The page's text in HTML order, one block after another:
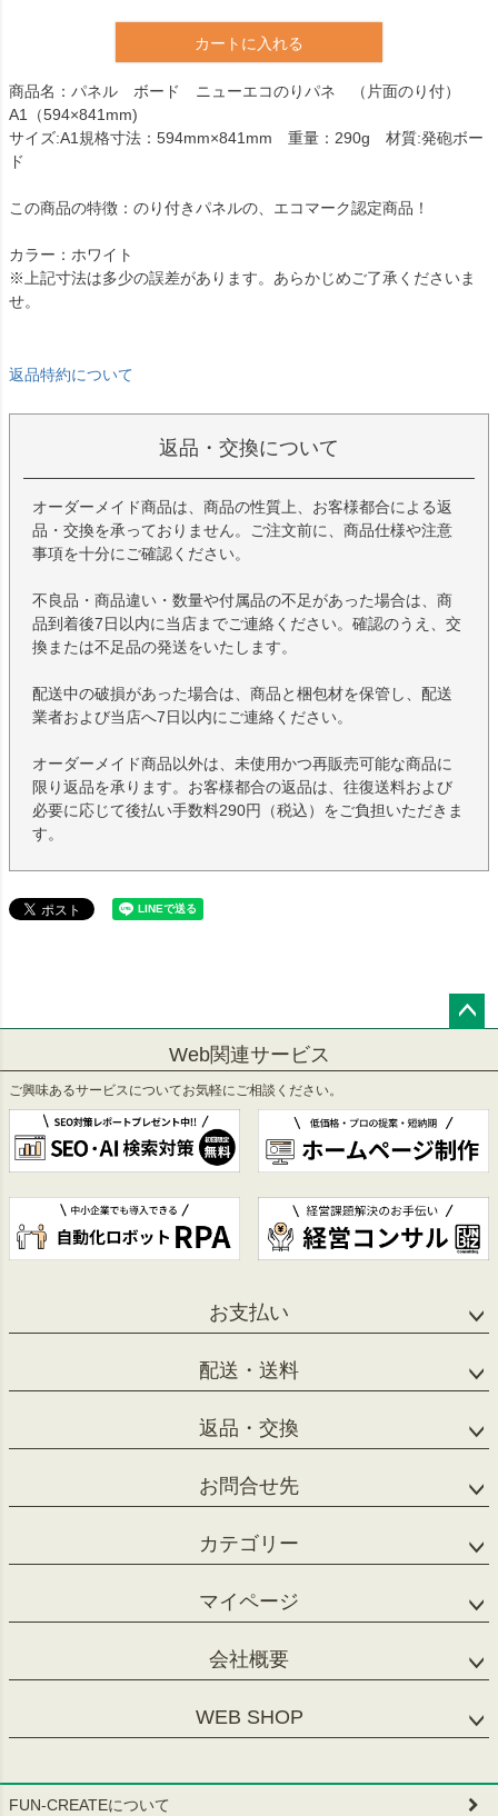
カートに入れる
商品名：パネル ボード ニューエコのりパネ （片面のり付）
A1（594×841mm)
サイズ:A1規格寸法：594mm×841mm 重量：290g 材質:発砲ボー
ド
この商品の特徴：のり付きパネルの、エコマーク認定商品！
カラー：ホワイト
※上記寸法は多少の誤差があります。あらかじめご了承くださいま
せ。
返品特約について
返品・交換について
オーダーメイド商品は、商品の性質上、お客様都合による返
品・交換を承っておりません。ご注文前に、商品仕様や注意
事項を十分にご確認ください。
不良品・商品違い・数量や付属品の不足があった場合は、商
品到着後7日以内に当店までご連絡ください。確認のうえ、交
換または不足品の発送をいたします。
配送中の破損があった場合は、商品と梱包材を保管し、配送
業者および当店へ7日以内にご連絡ください。
オーダーメイド商品以外は、未使用かつ再販売可能な商品に
限り返品を承ります。お客様都合の返品は、往復送料および
必要に応じて後払い手数料290円（税込）をご負担いただきま
す。
へ
Web関連サービス
ご興味あるサービスについてお気軽にご相談ください。
お支払い
配送・送料
返品・交換
お問合せ先
カテゴリー
マイページ
会社概要
WEB SHOP
FUN-CREATEについて